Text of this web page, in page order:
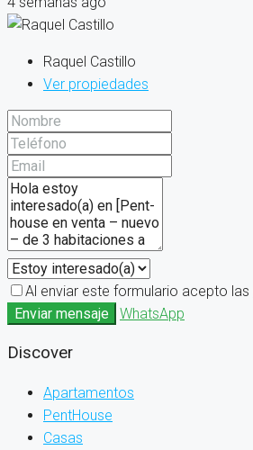
Raquel Castillo
Ver propiedades
Al enviar este formulario acepto las
Enviar mensaje
WhatsApp
Discover
Apartamentos
PentHouse
Casas